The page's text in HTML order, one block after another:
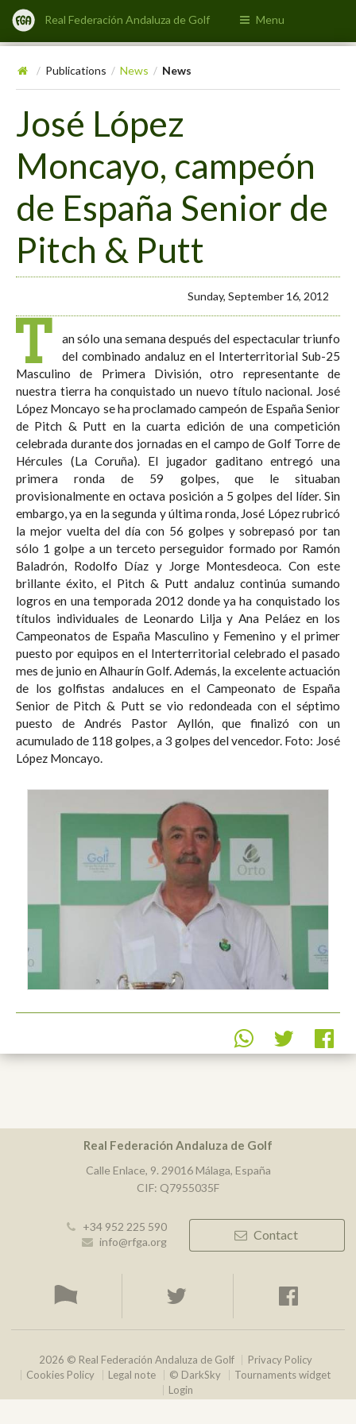
Real Federación Andaluza de Golf Menu
/ Publications / News / News
José López
Moncayo, campeón
de España Senior de
Pitch & Putt
Sunday, September 16, 2012
T
an sólo una semana después del espectacular triunfo
del combinado andaluz en el Interterritorial Sub-25
Masculino de Primera División, otro representante de
nuestra tierra ha conquistado un nuevo título nacional. José
López Moncayo se ha proclamado campeón de España Senior
de Pitch & Putt en la cuarta edición de una competición
celebrada durante dos jornadas en el campo de Golf Torre de
Hércules (La Coruña). El jugador gaditano entregó una
primera ronda de 59 golpes, que le situaban
provisionalmente en octava posición a 5 golpes del líder. Sin
embargo, ya en la segunda y última ronda, José López rubricó
la mejor vuelta del día con 56 golpes y sobrepasó por tan
sólo 1 golpe a un terceto perseguidor formado por Ramón
Baladrón, Rodolfo Díaz y Jorge Montesdeoca. Con este
brillante éxito, el Pitch & Putt andaluz continúa sumando
logros en una temporada 2012 donde ya ha conquistado los
títulos individuales de Leonardo Lilja y Ana Peláez en los
Campeonatos de España Masculino y Femenino y el primer
puesto por equipos en el Interterritorial celebrado el pasado
mes de junio en Alhaurín Golf. Además, la excelente actuación
de los golfistas andaluces en el Campeonato de España
Senior de Pitch & Putt se vio redondeada con el séptimo
puesto de Andrés Pastor Ayllón, que finalizó con un
acumulado de 118 golpes, a 3 golpes del vencedor. Foto: José
López Moncayo.
Real Federación Andaluza de Golf
Calle Enlace, 9. 29016 Málaga, España
CIF: Q7955035F
+34 952 225 590
info@rfga.org
Contact
2026 © Real Federación Andaluza de Golf
Privacy Policy
Cookies Policy
Legal note © DarkSky
Tournaments widget
Login